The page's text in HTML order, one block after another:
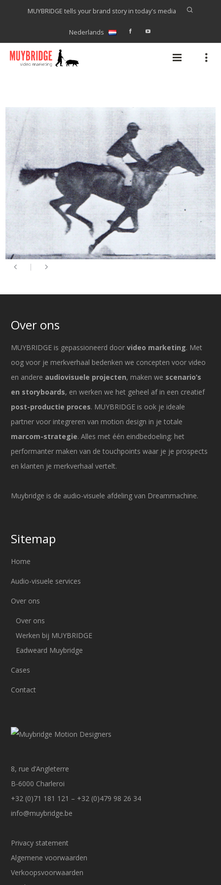
MUYBRIDGE tells your brand story in today's media
Nederlands
Over ons
MUYBRIDGE is gepassioneerd doorvideo marketing. Met
oog voor je merkverhaal bedenken we concepten voor video
en andere audiovisuele projecten, maken we scenario’s
en storyboards, en werken we het geheel af in een creatief
post-productie proces. MUYBRIDGE is ook je ideale
partner voor integreren van motion design in je totale
marcom-strategie. Alles met één eindbedoeling: het
performanter maken van de touchpoints waar je je prospects
en klanten je merkverhaal vertelt.
Muybridge is de audio-visuele afdeling van Dreammachine.
Sitemap
Home
Audio-visuele services
Over ons
Over ons
Werken bij MUYBRIDGE
Eadweard Muybridge
Cases
Contact
8, rue d’Angleterre
B-6000 Charleroi
+32 (0)71 181 121 – +32 (0)479 98 26 34
info@muybridge.be
Privacy statement
Algemene voorwaarden
Verkoopsvoorwaarden